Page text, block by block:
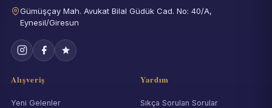
Gümüşçay Mah. Avukat Bilal Güdük Cad. No: 40/A,
Eynesil/Giresun
Alışveriş
Yeni Gelenler
Yardım
Sıkça Sorulan Sorular